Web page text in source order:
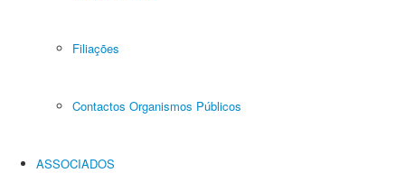
Filiações
Contactos Organismos Públicos
ASSOCIADOS